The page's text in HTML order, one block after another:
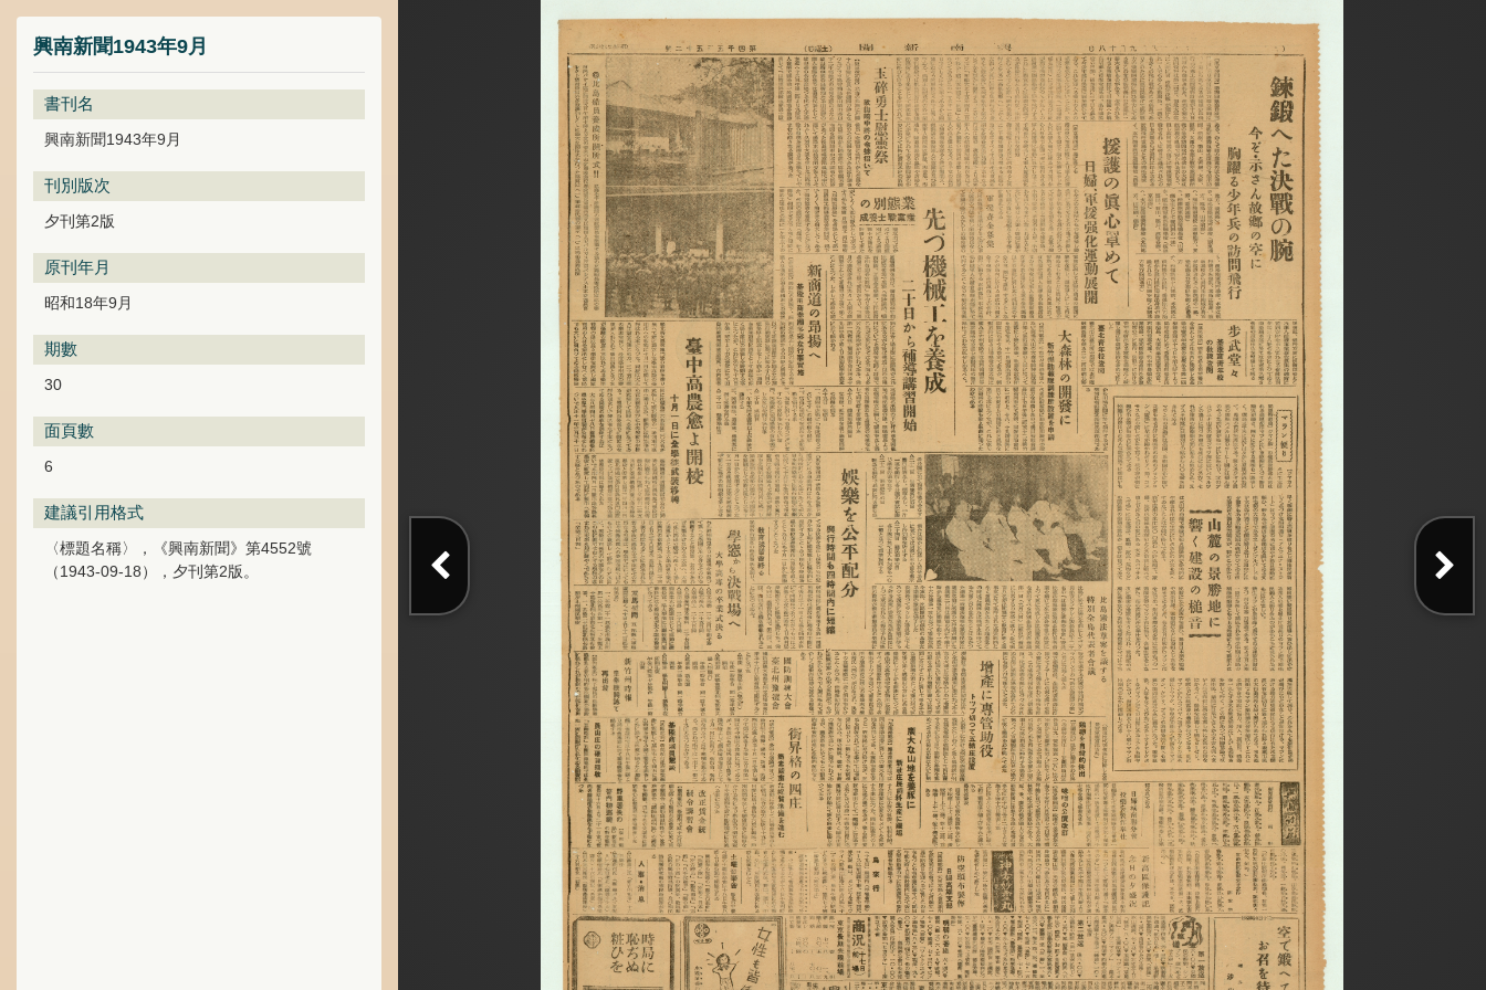
興南新聞1943年9月
書刊名
興南新聞1943年9月
刊別版次
夕刊第2版
原刊年月
昭和18年9月
期數
30
面頁數
6
建議引用格式
〈標題名稱〉，《興南新聞》第4552號
（1943-09-18），夕刊第2版。